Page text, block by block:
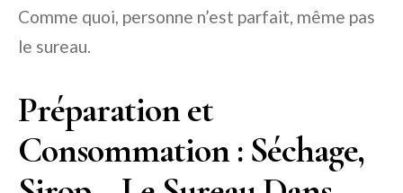
Comme quoi, personne n’est parfait, même pas
le sureau.
Préparation et
Consommation : Séchage,